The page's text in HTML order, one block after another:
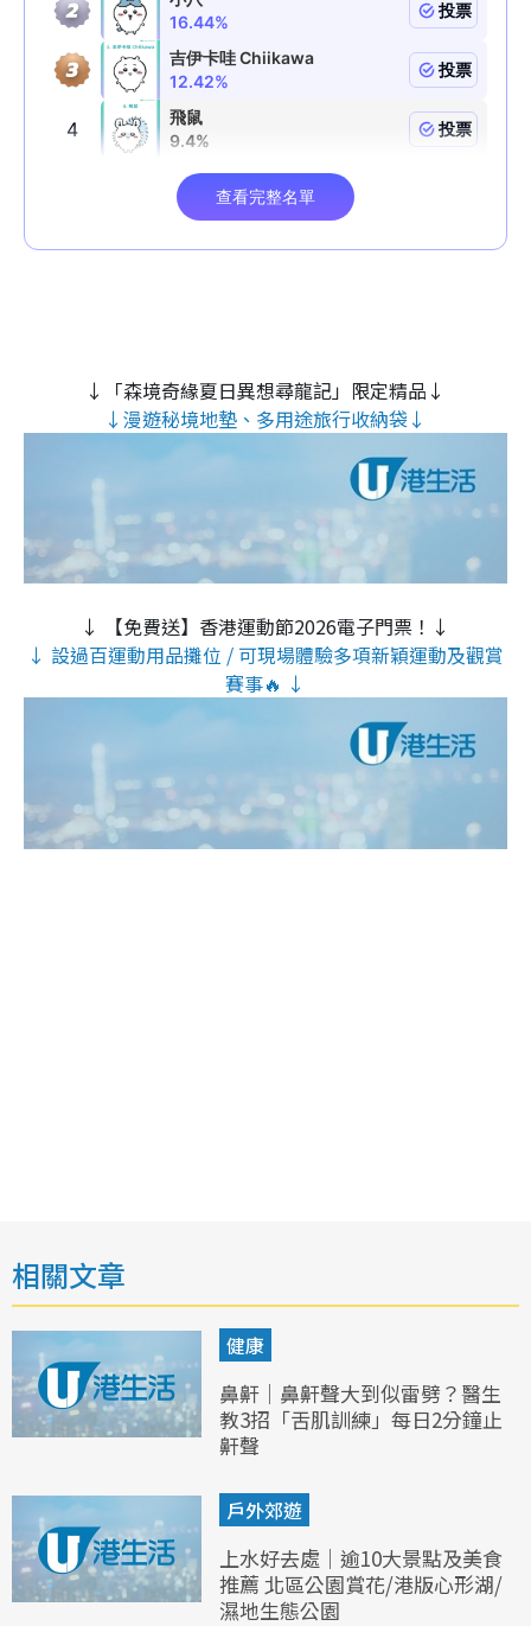
↓「森境奇緣夏日異想尋龍記」限定精品↓
↓漫遊秘境地墊、多用途旅行收納袋↓
↓ 【免費送】香港運動節2026電子門票！↓
↓ 設過百運動用品攤位 / 可現場體驗多項新穎運動及觀賞
賽事🔥 ↓
相關文章
健康
鼻鼾｜鼻鼾聲大到似雷劈？醫生
教3招「舌肌訓練」每日2分鐘止
鼾聲
戶外郊遊
上水好去處｜逾10大景點及美食
推薦 北區公園賞花/港版心形湖/
濕地生態公園